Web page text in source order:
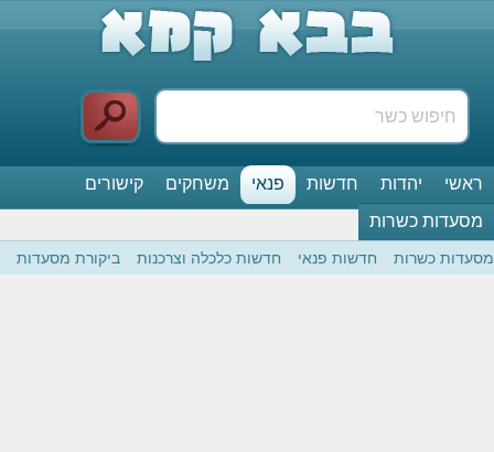
ראשי יהדות חדשות פנאי משחקים
קישורים
מסעדות כשרות
מסעדות כשרות חדשות פנאי חדשות כלכלה וצרכנות ביקורת מסעדות